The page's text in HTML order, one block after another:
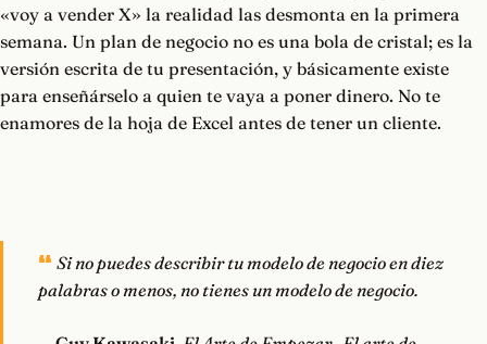
«voy a vender X» la realidad las desmonta en la primera
semana. Un plan de negocio no es una bola de cristal; es la
versión escrita de tu presentación, y básicamente existe
para enseñárselo a quien te vaya a poner dinero. No te
enamores de la hoja de Excel antes de tener un cliente.
Si no puedes describir tu modelo de negocio en diez
palabras o menos, no tienes un modelo de negocio.